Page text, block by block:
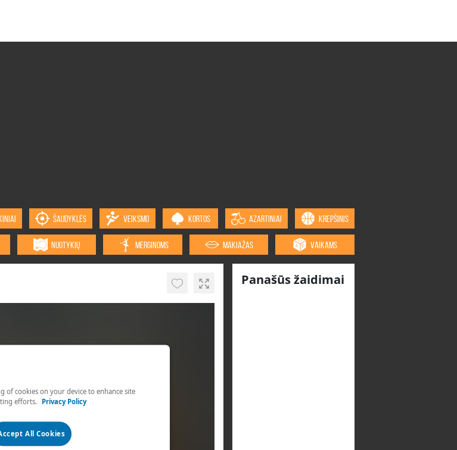
ŠAUDYKLĖS VEIKSMO KORTOS AZARTINIAI KREPŠINIS
NUOTYKIŲ MERGINOMS MAKIAŽAS VAIKAMS
Panašūs žaidimai